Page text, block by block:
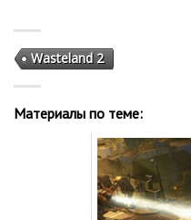
Wasteland 2
Материалы по теме: